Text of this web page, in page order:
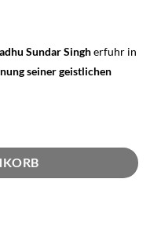
Sundar Singherfuhr in
seiner geistlichen